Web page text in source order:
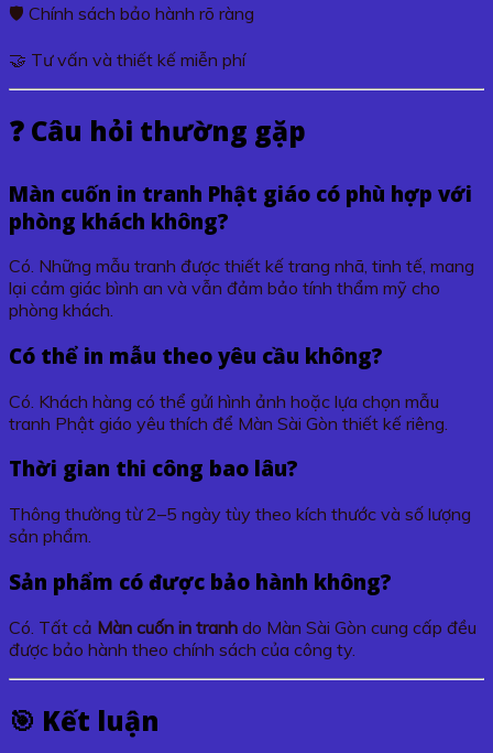
🛡️ Chính sách bảo hành rõ ràng
🤝 Tư vấn và thiết kế miễn phí
❓ Câu hỏi thường gặp
Màn cuốn in tranh Phật giáo có phù hợp với
phòng khách không?
Có. Những mẫu tranh được thiết kế trang nhã, tinh tế, mang
lại cảm giác bình an và vẫn đảm bảo tính thẩm mỹ cho
phòng khách.
Có thể in mẫu theo yêu cầu không?
Có. Khách hàng có thể gửi hình ảnh hoặc lựa chọn mẫu
tranh Phật giáo yêu thích để Màn Sài Gòn thiết kế riêng.
Thời gian thi công bao lâu?
Thông thường từ 2–5 ngày tùy theo kích thước và số lượng
sản phẩm.
Sản phẩm có được bảo hành không?
Có. Tất cả Màn cuốn in tranh do Màn Sài Gòn cung cấp đều
được bảo hành theo chính sách của công ty.
🎯 Kết luận